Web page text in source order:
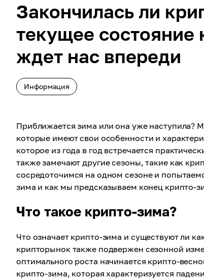
Закончилась ли
текущее состояние
ждет нас впереди
Информация
Приближается зима или она уже наступила?
которые имеют свои особенности и
которое из года в год встречается
также замечают другие сезоны, такие как
сосредоточимся на одном сезоне и
зима и как мы предсказываем конец крипто-
Что такое крипто-зима?
Что означает крипто-зима и существуют ли
крипторынок также подвержен сезонной
оптимального роста начинается крипто-
крипто-зима, которая характеризуется